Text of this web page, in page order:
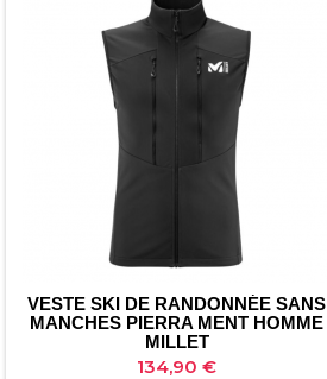
VESTE SKI DE RANDONNÉE SANS
MANCHES PIERRA MENT HOMME
MILLET
Prix
134,90 €